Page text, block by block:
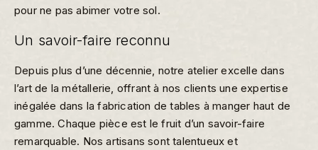
pour ne pas abimer votre sol.
Un savoir-faire reconnu
Depuis plus d’une décennie, notre atelier excelle dans
l’art de la métallerie, offrant à nos clients une expertise
inégalée dans la fabrication de tables à manger haut de
gamme. Chaque pièce est le fruit d’un savoir-faire
remarquable. Nos artisans sont talentueux et